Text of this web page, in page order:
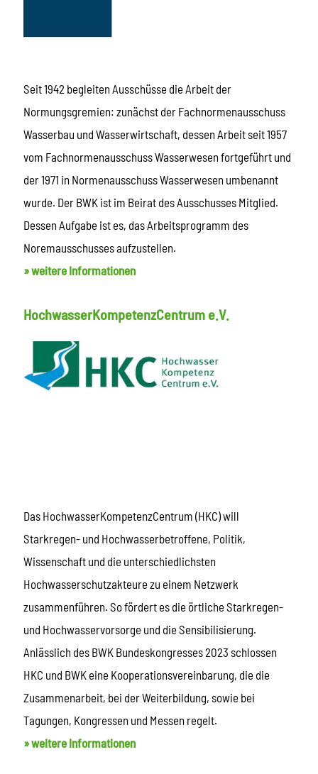
Seit 1942 begleiten Ausschüsse die Arbeit der
Normungsgremien: zunächst der Fachnormenausschuss
Wasserbau und Wasserwirtschaft, dessen Arbeit seit 1957
vom Fachnormenausschuss Wasserwesen fortgeführt und
der 1971 in Normenausschuss Wasserwesen umbenannt
wurde. Der BWK ist im Beirat des Ausschusses Mitglied.
Dessen Aufgabe ist es, das Arbeitsprogramm des
Noremausschusses aufzustellen.
» weitere Informationen
HochwasserKompetenzCentrum e.V.
Das HochwasserKompetenzCentrum (HKC) will
Starkregen- und Hochwasserbetroffene, Politik,
Wissenschaft und die unterschiedlichsten
Hochwasserschutzakteure zu einem Netzwerk
zusammenführen. So fördert es die örtliche Starkregen-
und Hochwasservorsorge und die Sensibilisierung.
Anlässlich des BWK Bundeskongresses 2023 schlossen
HKC und BWK eine Kooperationsvereinbarung, die die
Zusammenarbeit, bei der Weiterbildung, sowie bei
Tagungen, Kongressen und Messen regelt.
» weitere Informationen